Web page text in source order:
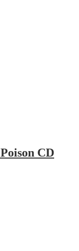
CD